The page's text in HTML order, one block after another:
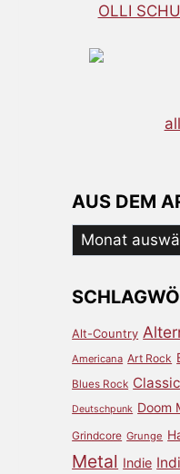
OLLI
AUS DEM
Aus
dem
Alt-Country
Americana Art Rock
Blues Rock
Deutschpunk Doom
Grindcore Grunge
Metal Indie